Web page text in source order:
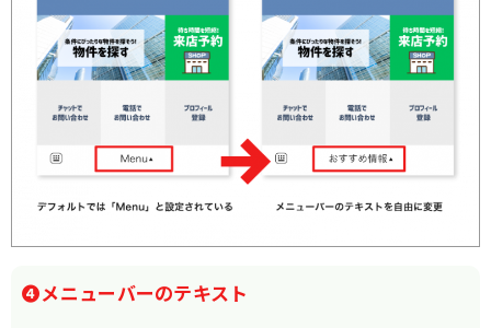
❹メニューバーのテキスト